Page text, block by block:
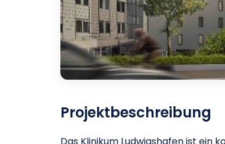
Projektbeschreibung
Das Klinikum Ludwigshafen ist ein